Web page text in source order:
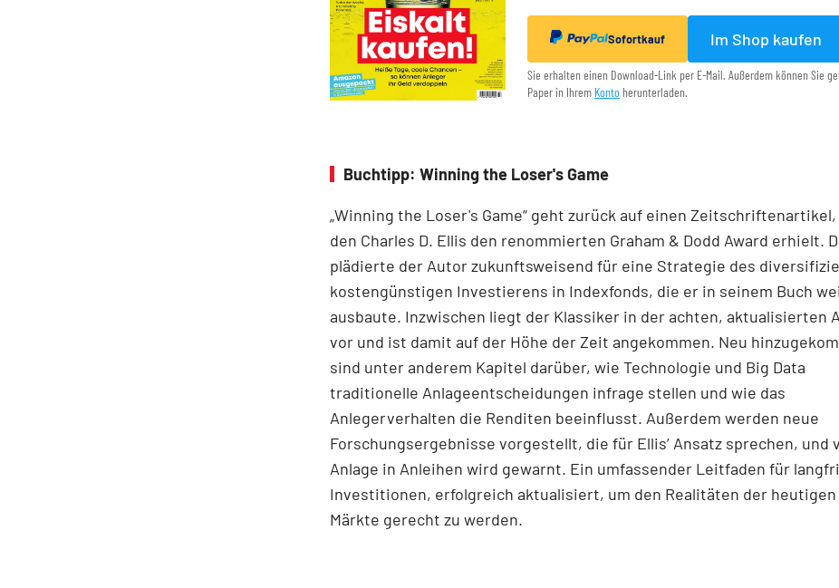
Sofortkauf Im Shop kaufen
Sie erhalten einen Download-Link per E-Mail. Außerdem können Sie
Paper in Ihrem Konto herunterladen.
Buchtipp: Winning the Loser's Game
„Winning the Loser's Game“ geht zurück auf einen
den Charles D. Ellis den renommierten Graham & Dodd Award erhielt.
plädierte der Autor zukunftsweisend für eine Strategie des
kostengünstigen Investierens in Indexfonds, die er in seinem Buch
ausbaute. Inzwischen liegt der Klassiker in der achten, aktualisierten
vor und ist damit auf der Höhe der Zeit angekommen. Neu
sind unter anderem Kapitel darüber, wie Technologie und Big Data
traditionelle Anlageentscheidungen infrage stellen und wie das
Anlegerverhalten die Renditen beeinflusst. Außerdem werden neue
Forschungsergebnisse vorgestellt, die für Ellis’ Ansatz sprechen, und
Anlage in Anleihen wird gewarnt. Ein umfassender Leitfaden für
Investitionen, erfolgreich aktualisiert, um den Realitäten der heutigen
Märkte gerecht zu werden.